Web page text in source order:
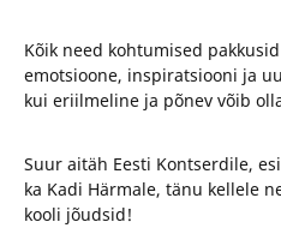
Kõik need kohtumised
emotsioone, inspiratsiooni ja
kui eriilmeline ja põnev võib
Suur aitäh Eesti Kontserdile,
ka Kadi Härmale, tänu kellele
kooli jõudsid!